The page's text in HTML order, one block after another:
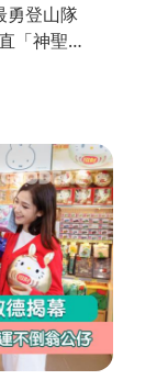
勇登山隊
「神聖大